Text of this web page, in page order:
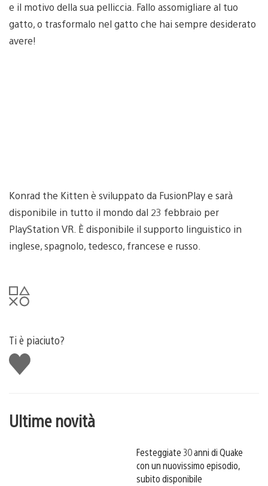
e il motivo della sua pelliccia. Fallo assomigliare al tuo
gatto, o trasformalo nel gatto che hai sempre desiderato
avere!
Konrad the Kitten è sviluppato da FusionPlay e sarà
disponibile in tutto il mondo dal 23 febbraio per
PlayStation VR. È disponibile il supporto linguistico in
inglese, spagnolo, tedesco, francese e russo.
Ti è piaciuto?
Mi
piace
Ultime novità
Festeggiate 30 anni di Quake
con un nuovissimo episodio,
subito disponibile